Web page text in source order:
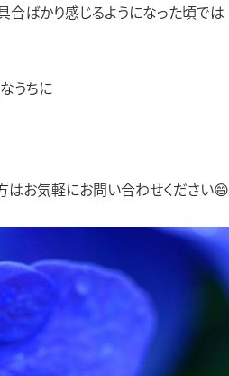
ばかり感じるようになった頃では
うちに
はお気軽にお問い合わせください😄